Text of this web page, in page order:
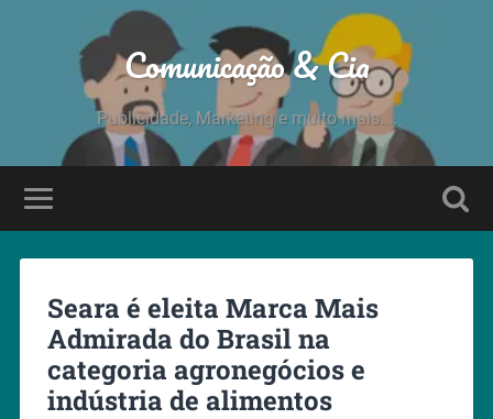
Comunicação & Cia
Publicidade, Marketing e muito mais....
Seara é eleita Marca Mais
Admirada do Brasil na
categoria agronegócios e
indústria de alimentos